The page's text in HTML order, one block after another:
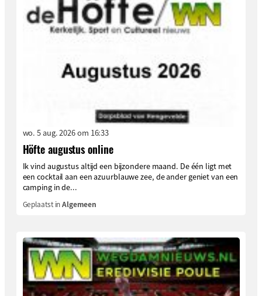
wo. 5 aug. 2026 om 16:33
Höfte augustus online
Ik vind augustus altijd een bijzondere maand. De één ligt met
een cocktail aan een azuurblauwe zee, de ander geniet van een
camping in de...
Geplaatst inAlgemeen